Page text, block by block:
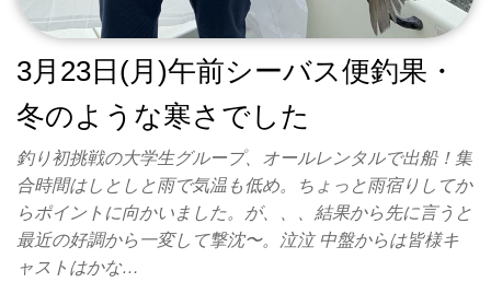
3月23日(月)午前シーバス便釣果・
冬のような寒さでした
釣り初挑戦の大学生グループ、オールレンタルで出船！集
合時間はしとしと雨で気温も低め。ちょっと雨宿りしてか
らポイントに向かいました。が、、、結果から先に言うと
最近の好調から一変して撃沈〜。泣泣 中盤からは皆様キ
ャストはかな…